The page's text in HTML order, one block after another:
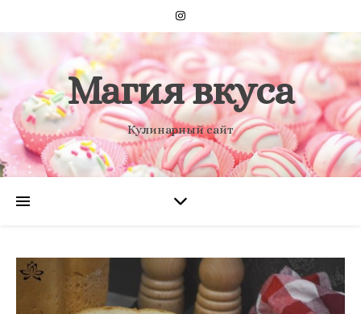
Магия вкуса
Кулинарный сайт